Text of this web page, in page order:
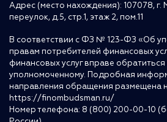
Адрес (место нахождения): 107078, г.
переулок, д.5, стр.1, этаж 2, пом.11
В соответствии с ФЗ № 123-ФЗ «Об
правам потребителей финансовых
финансовых услуг вправе
уполномоченному. Подробная
направления обращения размещена
https://finombudsman.ru/
Номер телефона: 8 (800) 200-00-10